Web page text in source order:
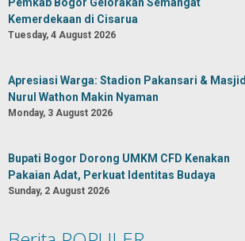
Kemerdekaan di Cisarua
Tuesday, 4 August 2026
Apresiasi Warga: Stadion Pakansari & Masjid
Nurul Wathon Makin Nyaman
Monday, 3 August 2026
Bupati Bogor Dorong UMKM CFD Kenakan
Pakaian Adat, Perkuat Identitas Budaya
Sunday, 2 August 2026